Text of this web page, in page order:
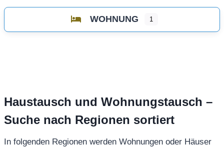
WOHNUNG 1
Haustausch und Wohnungstausch –
Suche nach Regionen sortiert
In folgenden Regionen werden Wohnungen oder Häuser